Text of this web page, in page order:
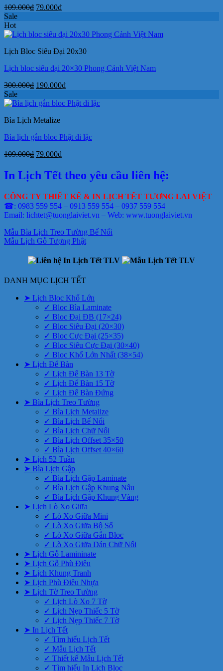
109.000₫ Giá
109.000₫.
79.000₫Giá
là:
Sale
Hot
Lịch Bloc Siêu Đại 20x30
Lịch bloc siêu đại 20×30 Phong Cảnh Việt Nam
300.000₫ Giá
là:
190.000₫Giá
tại
Sale
Bìa Lịch Metalize
Bìa lịch gắn bloc Phật di lặc
109.000₫ Giá
là:
109.000₫.
79.000₫Giá
tại
là:
In Lịch Tết theo yêu cầu liên hệ:
CÔNG TY THIẾT KẾ & IN LỊCH TẾT TƯƠNG LAI VIỆT
☎: 0983 559 554 – 0913 559 554 – 0937 559 554
Email: lichtet@tuonglaiviet.vn – Web: www.tuonglaiviet.vn
Mẫu Bìa Lịch Treo Tường Bế Nổi
Mẫu Lịch Gỗ Tượng Phật
DANH MỤC LỊCH TẾT
➤ Lịch Bloc Khổ Lớn
✓ Bloc Bìa Laminate
✓ Bloc Đại ĐB (17×24)
✓ Bloc Siêu Đại (20×30)
✓ Bloc Cực Đại (25×35)
✓ Bloc Siêu Cực Đại (30×40)
✓ Bloc Khổ Lớn Nhất (38×54)
➤ Lịch Để Bàn
✓ Lịch Để Bàn 13 Tờ
✓ Lịch Để Bàn 15 Tờ
✓ Lịch Để Bàn Đứng
➤ Bìa Lịch Treo Tường
✓ Bìa Lịch Metalize
✓ Bìa Lịch Bế Nổi
✓ Bìa Lịch Chữ Nổi
✓ Bìa Lịch Offset 35×50
✓ Bìa Lịch Offset 40×60
➤ Lịch 52 Tuần
➤ Bìa Lịch Gập
✓ Bìa Lịch Gập Laminate
✓ Bìa Lịch Gập Khung Nâu
✓ Bìa Lịch Gập Khung Vàng
➤ Lịch Lò Xo Giữa
✓ Lò Xo Giữa Mini
✓ Lò Xo Giữa Bộ Số
✓ Lò Xo Giữa Gắn Bloc
✓ Lò Xo Giữa Dán Chữ Nổi
➤ Lịch Gỗ Lamininate
➤ Lịch Gỗ Phù Điêu
➤ Lịch Khung Tranh
➤ Lịch Phù Điêu Nhựa
➤ Lịch Tờ Treo Tường
✓ Lịch Lò Xo 7 Tờ
✓ Lịch Nẹp Thiếc 5 Tờ
✓ Lịch Nẹp Thiếc 7 Tờ
➤ In Lịch Tết
✓ Tìm hiểu Lịch Tết
✓ Mẫu Lịch Tết
✓ Thiết kế Mẫu Lịch Tết
✓ Tìm hiểu In Lịch Bloc